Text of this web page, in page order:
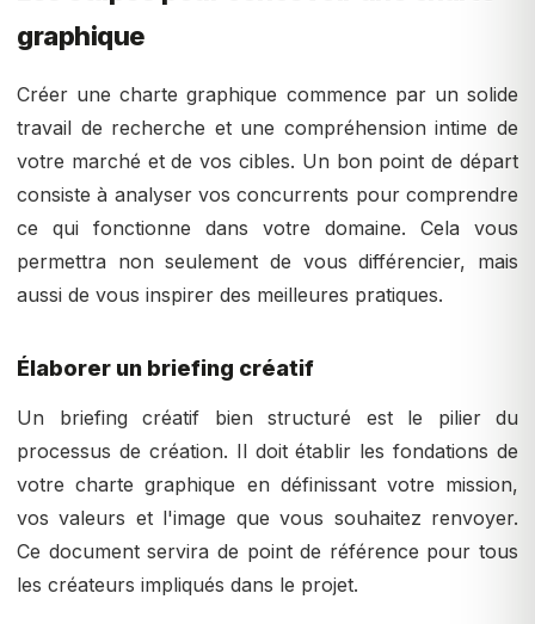
graphique
Créer une charte graphique commence par un solide
travail de recherche et une compréhension intime de
votre marché et de vos cibles. Un bon point de départ
consiste à analyser vos concurrents pour comprendre
ce qui fonctionne dans votre domaine. Cela vous
permettra non seulement de vous différencier, mais
aussi de vous inspirer des meilleures pratiques.
Élaborer un briefing créatif
Un briefing créatif bien structuré est le pilier du
processus de création. Il doit établir les fondations de
votre charte graphique en définissant votre mission,
vos valeurs et l'image que vous souhaitez renvoyer.
Ce document servira de point de référence pour tous
les créateurs impliqués dans le projet.